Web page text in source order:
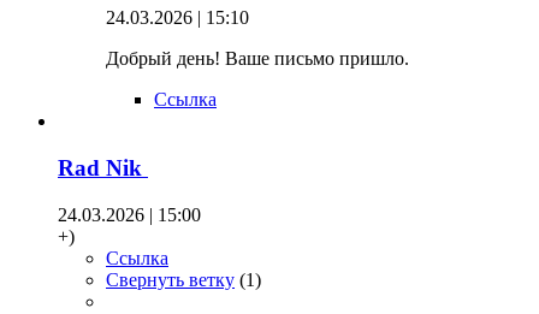
24.03.2026 | 15:10
Добрый день! Ваше письмо пришло.
Ссылка
Rad Nik
24.03.2026 | 15:00
+)
Ссылка
Свернуть ветку (1)